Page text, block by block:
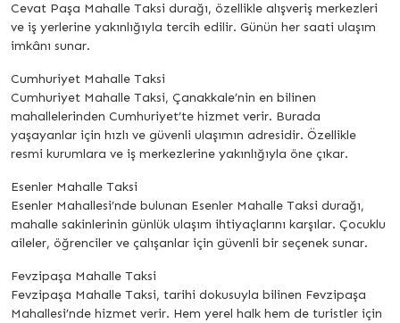
Cevat Paşa Mahalle Taksi durağı, özellikle alışveriş merkezleri
ve iş yerlerine yakınlığıyla tercih edilir. Günün her saati ulaşım
imkânı sunar.
Cumhuriyet Mahalle Taksi
Cumhuriyet Mahalle Taksi, Çanakkale’nin en bilinen
mahallelerinden Cumhuriyet’te hizmet verir. Burada
yaşayanlar için hızlı ve güvenli ulaşımın adresidir. Özellikle
resmi kurumlara ve iş merkezlerine yakınlığıyla öne çıkar.
Esenler Mahalle Taksi
Esenler Mahallesi’nde bulunan Esenler Mahalle Taksi durağı,
mahalle sakinlerinin günlük ulaşım ihtiyaçlarını karşılar. Çocuklu
aileler, öğrenciler ve çalışanlar için güvenli bir seçenek sunar.
Fevzipaşa Mahalle Taksi
Fevzipaşa Mahalle Taksi, tarihi dokusuyla bilinen Fevzipaşa
Mahallesi’nde hizmet verir. Hem yerel halk hem de turistler için